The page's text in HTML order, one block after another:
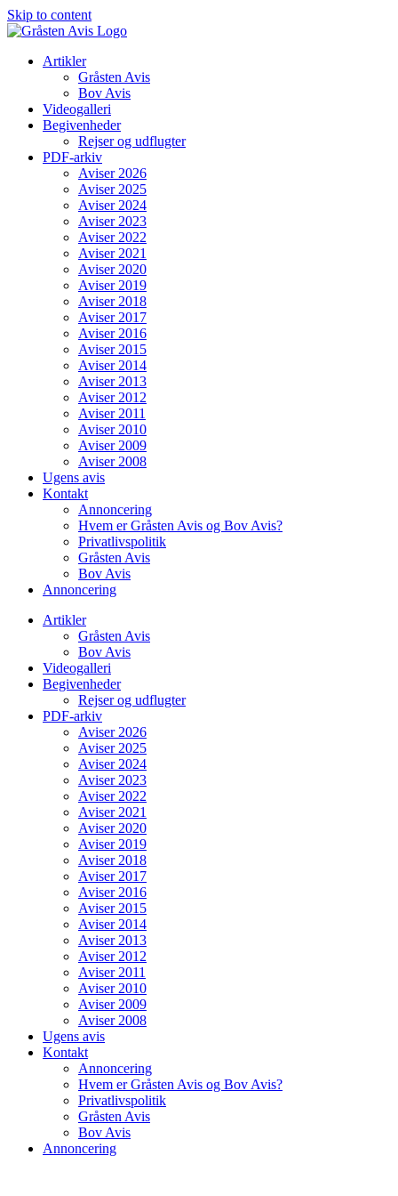
Skip to content
Artikler
Gråsten Avis
Bov Avis
Videogalleri
Begivenheder
Rejser og udflugter
PDF-arkiv
Aviser 2026
Aviser 2025
Aviser 2024
Aviser 2023
Aviser 2022
Aviser 2021
Aviser 2020
Aviser 2019
Aviser 2018
Aviser 2017
Aviser 2016
Aviser 2015
Aviser 2014
Aviser 2013
Aviser 2012
Aviser 2011
Aviser 2010
Aviser 2009
Aviser 2008
Ugens avis
Kontakt
Annoncering
Hvem er Gråsten Avis og Bov Avis?
Privatlivspolitik
Gråsten Avis
Bov Avis
Annoncering
Artikler
Gråsten Avis
Bov Avis
Videogalleri
Begivenheder
Rejser og udflugter
PDF-arkiv
Aviser 2026
Aviser 2025
Aviser 2024
Aviser 2023
Aviser 2022
Aviser 2021
Aviser 2020
Aviser 2019
Aviser 2018
Aviser 2017
Aviser 2016
Aviser 2015
Aviser 2014
Aviser 2013
Aviser 2012
Aviser 2011
Aviser 2010
Aviser 2009
Aviser 2008
Ugens avis
Kontakt
Annoncering
Hvem er Gråsten Avis og Bov Avis?
Privatlivspolitik
Gråsten Avis
Bov Avis
Annoncering